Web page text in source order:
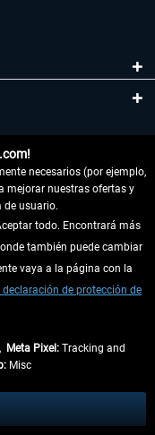
lo contrario
plazos de envío para los
necesarios (por ejemplo,
mejorar nuestras ofertas y
de usuario.
todo. Encontrará más
también puede cambiar
vaya a la página con la
declaración de protección de
Meta Pixel: Tracking and
Misc